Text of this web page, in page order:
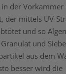
der Vorkammer
der mittels UV-
und so
und
aus dem
besser wird die